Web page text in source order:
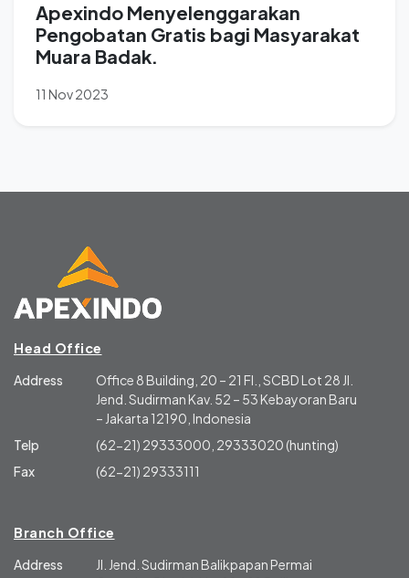
Apexindo Menyelenggarakan
Pengobatan Gratis bagi Masyarakat
Muara Badak.
11 Nov 2023
Head Office
Address
Office 8 Building, 20 – 21 Fl., SCBD Lot 28 Jl.
Jend. Sudirman Kav. 52 – 53 Kebayoran Baru
– Jakarta 12190, Indonesia
Telp
(62-21) 29333000, 29333020 (hunting)
Fax
(62-21) 29333111
Branch Office
Address
Jl. Jend. Sudirman Balikpapan Permai